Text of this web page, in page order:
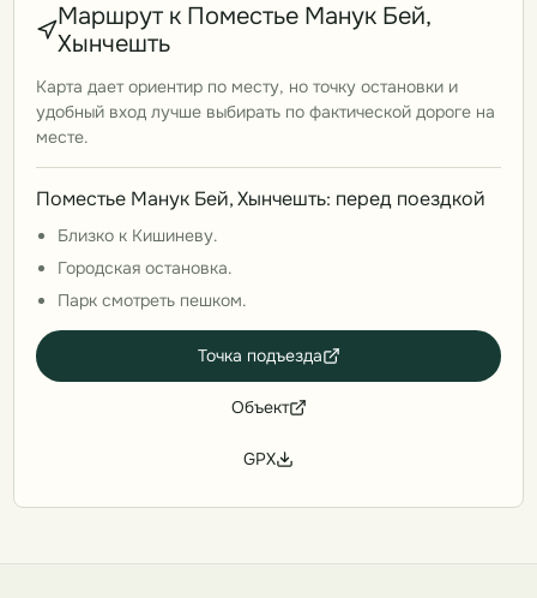
Маршрут к Поместье Манук Бей,
Хынчешть
Карта дает ориентир по месту, но точку остановки и
удобный вход лучше выбирать по фактической дороге на
месте.
Поместье Манук Бей, Хынчешть: перед поездкой
Близко к Кишиневу.
Городская остановка.
Парк смотреть пешком.
Точка подъезда
Объект
GPX